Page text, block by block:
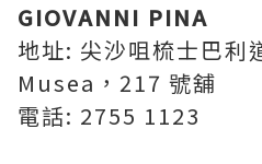
GIOVANNI PINA
地址: 尖沙咀梳士巴利
Musea，217 號舖
電話: 2755 1123